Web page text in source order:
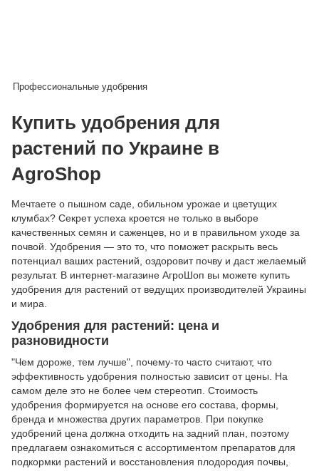
Купить удобрения для
растений по Украине в
AgroShop
Мечтаете о пышном саде, обильном урожае и цветущих
клумбах? Секрет успеха кроется не только в выборе
качественных семян и саженцев, но и в правильном уходе за
почвой. Удобрения — это то, что поможет раскрыть весь
потенциал ваших растений, оздоровит почву и даст желаемый
результат. В интернет-магазине АгроШоп вы можете купить
удобрения для растений от ведущих производителей Украины
и мира.
Удобрения для растений: цена и
разновидности
"Чем дороже, тем лучше", почему-то часто считают, что
эффективность удобрения полностью зависит от цены. На
самом деле это не более чем стереотип. Стоимость
удобрения формируется на основе его состава, формы,
бренда и множества других параметров. При покупке
удобрений цена должна отходить на задний план, поэтому
предлагаем ознакомиться с ассортиментом препаратов для
подкормки растений и восстановления плодородия почвы,
Профессиональные удобрения